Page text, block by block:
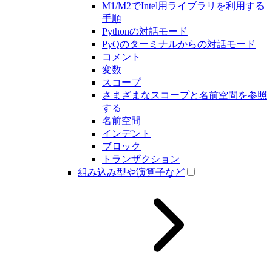
M1/M2でIntel用ライブラリを利用する
手順
Pythonの対話モード
PyQのターミナルからの対話モード
コメント
変数
スコープ
さまざまなスコープと名前空間を参照
する
名前空間
インデント
ブロック
トランザクション
組み込み型や演算子など